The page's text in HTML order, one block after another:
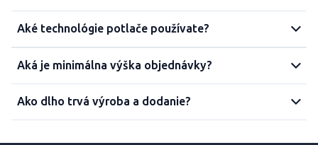
Aké technológie potlače používate?
Aká je minimálna výška objednávky?
Ako dlho trvá výroba a dodanie?